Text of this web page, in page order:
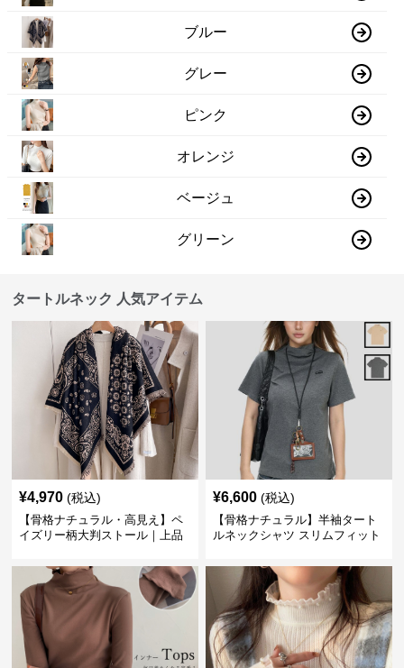
ブルー
グレー
ピンク
オレンジ
ベージュ
グリーン
タートルネック 人気アイテム
¥4,970 (税込)
【骨格ナチュラル・高見え】ペ
イズリー柄大判ストール｜上品
¥6,600 (税込)
【骨格ナチュラル】半袖タート
ルネックシャツ スリムフィット